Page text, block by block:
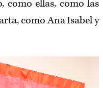
como ellas, como las
como Ana Isabel y